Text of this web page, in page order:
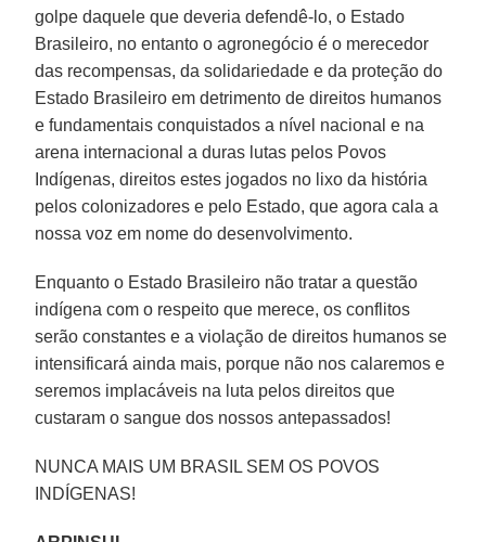
golpe daquele que deveria defendê-lo, o Estado
Brasileiro, no entanto o agronegócio é o merecedor
das recompensas, da solidariedade e da proteção do
Estado Brasileiro em detrimento de direitos humanos
e fundamentais conquistados a nível nacional e na
arena internacional a duras lutas pelos Povos
Indígenas, direitos estes jogados no lixo da história
pelos colonizadores e pelo Estado, que agora cala a
nossa voz em nome do desenvolvimento.
Enquanto o Estado Brasileiro não tratar a questão
indígena com o respeito que merece, os conflitos
serão constantes e a violação de direitos humanos se
intensificará ainda mais, porque não nos calaremos e
seremos implacáveis na luta pelos direitos que
custaram o sangue dos nossos antepassados!
NUNCA MAIS UM BRASIL SEM OS POVOS
INDÍGENAS!